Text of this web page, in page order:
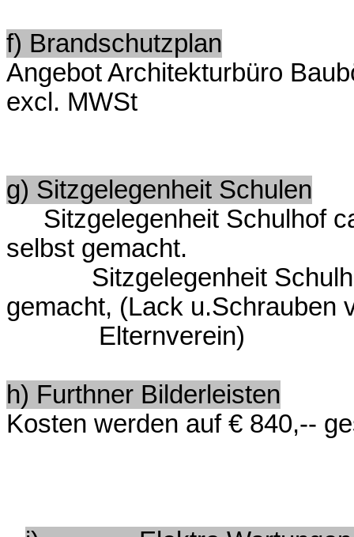
f) Brandschutzplan
Angebot Architekturbüro
excl. MWSt
g) Sitzgelegenheit Schulen
Sitzgelegenheit Schulhof
selbst gemacht.
Sitzgelegenheit Schulhof
gemacht, (Lack u.Schrauben
Elternverein)
h) Furthner Bilderleisten
Kosten werden auf € 840,--